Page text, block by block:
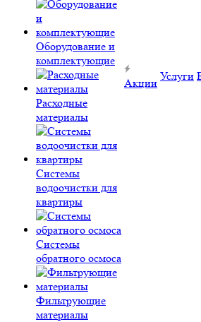
Оборудование и
комплектующие
Расходные
материалы
Системы
водоочистки для
квартиры
Системы
обратного осмоса
Фильтрующие
материалы
Акции
Услуги